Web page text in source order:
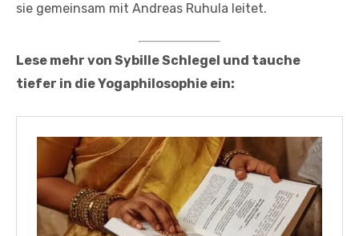
sie gemeinsam mit Andreas Ruhula leitet.
Lese mehr von Sybille Schlegel und tauche
tiefer in die Yogaphilosophie ein: